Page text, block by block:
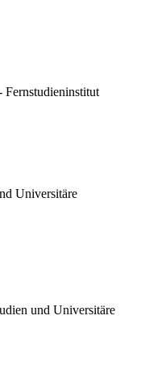
Universitäre
und Universitäre